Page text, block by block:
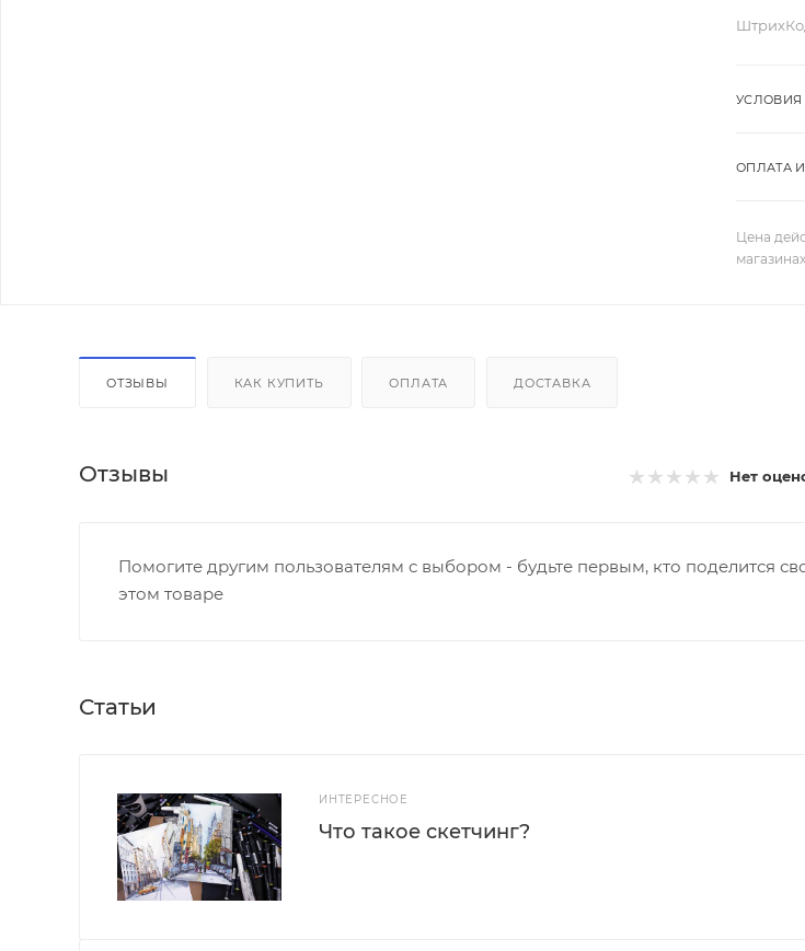
УСЛОВИЯ
ОПЛАТА
Цена
магазинах
ОТЗЫВЫ КАК КУПИТЬ ОПЛАТА ДОСТАВКА
Отзывы Нет
Помогите другим пользователям с выбором - будьте первым, кто поделится
этом товаре
Статьи
ИНТЕРЕСНОЕ
Что такое скетчинг?